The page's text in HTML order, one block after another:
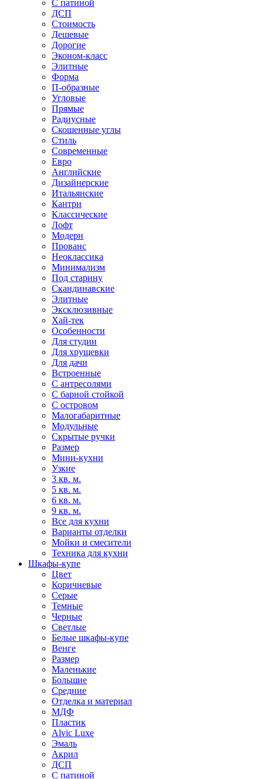
С патиной
ДСП
Стоимость
Дешевые
Дорогие
Эконом-класс
Элитные
Форма
П-образные
Угловые
Прямые
Радиусные
Скошенные углы
Стиль
Современные
Евро
Английские
Дизайнерские
Итальянские
Кантри
Классические
Лофт
Модерн
Прованс
Неоклассика
Минимализм
Под старину
Скандинавские
Элитные
Эксклюзивные
Хай-тек
Особенности
Для студии
Для хрущевки
Для дачи
Встроенные
С антресолями
С барной стойкой
С островом
Малогабаритные
Модульные
Скрытые ручки
Размер
Мини-кухни
Узкие
3 кв. м.
5 кв. м.
6 кв. м.
9 кв. м.
Все для кухни
Варианты отделки
Мойки и смесители
Техника для кухни
Шкафы-купе
Цвет
Коричневые
Серые
Темные
Черные
Светлые
Белые шкафы-купе
Венге
Размер
Маленькие
Большие
Средние
Отделка и материал
МДФ
Пластик
Alvic Luxe
Эмаль
Акрил
ДСП
С патиной